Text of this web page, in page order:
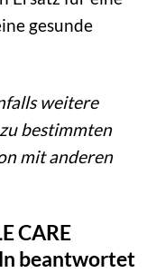
gesunde
weitere
bestimmten
mit anderen
CARE
beantwortet